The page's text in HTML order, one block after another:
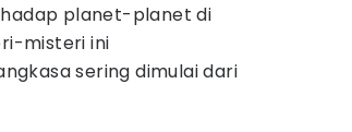
planet-planet di
misteri ini
sering dimulai dari